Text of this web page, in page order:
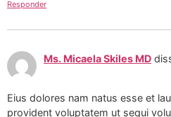
Responder
Ms. Micaela Skiles MD
Eius dolores nam natus esse et
provident voluptatem ut sequi